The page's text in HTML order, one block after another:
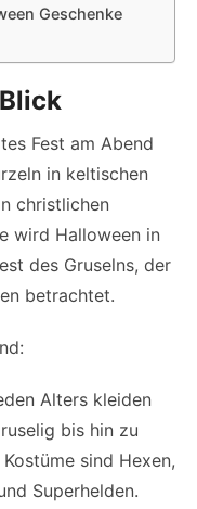
Geschenke
Fest am Abend
in keltischen
christlichen
wird Halloween in
des Gruselns, der
betrachtet.
Alters kleiden
bis hin zu
sind Hexen,
Superhelden.